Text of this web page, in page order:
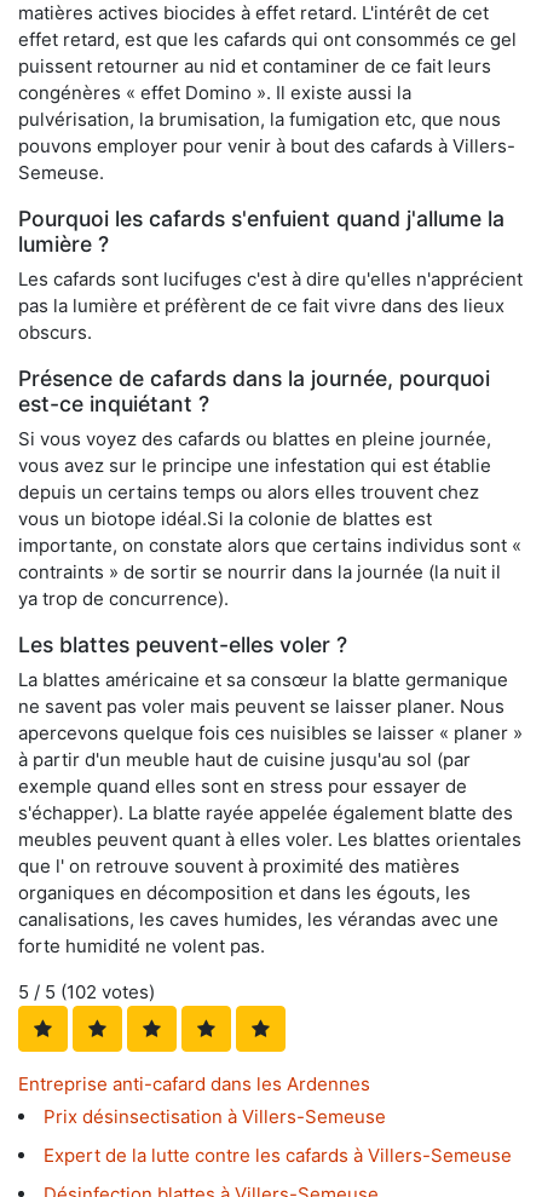
matières actives biocides à effet retard. L'intérêt de cet
effet retard, est que les cafards qui ont consommés ce gel
puissent retourner au nid et contaminer de ce fait leurs
congénères « effet Domino ». Il existe aussi la
pulvérisation, la brumisation, la fumigation etc, que nous
pouvons employer pour venir à bout des cafards à Villers-
Semeuse.
Pourquoi les cafards s'enfuient quand j'allume la
lumière ?
Les cafards sont lucifuges c'est à dire qu'elles n'apprécient
pas la lumière et préfèrent de ce fait vivre dans des lieux
obscurs.
Présence de cafards dans la journée, pourquoi
est-ce inquiétant ?
Si vous voyez des cafards ou blattes en pleine journée,
vous avez sur le principe une infestation qui est établie
depuis un certains temps ou alors elles trouvent chez
vous un biotope idéal.Si la colonie de blattes est
importante, on constate alors que certains individus sont «
contraints » de sortir se nourrir dans la journée (la nuit il
ya trop de concurrence).
Les blattes peuvent-elles voler ?
La blattes américaine et sa consœur la blatte germanique
ne savent pas voler mais peuvent se laisser planer. Nous
apercevons quelque fois ces nuisibles se laisser « planer »
à partir d'un meuble haut de cuisine jusqu'au sol (par
exemple quand elles sont en stress pour essayer de
s'échapper). La blatte rayée appelée également blatte des
meubles peuvent quant à elles voler. Les blattes orientales
que l' on retrouve souvent à proximité des matières
organiques en décomposition et dans les égouts, les
canalisations, les caves humides, les vérandas avec une
forte humidité ne volent pas.
5 / 5 (102 votes)
Entreprise anti-cafard dans les Ardennes
Prix désinsectisation à Villers-Semeuse
Expert de la lutte contre les cafards à Villers-Semeuse